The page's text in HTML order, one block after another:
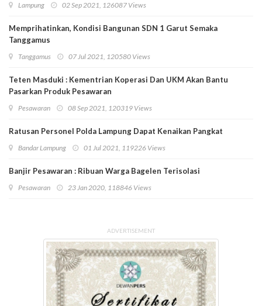
Lampung 02 Sep 2021, 126087 Views
Memprihatinkan, Kondisi Bangunan SDN 1 Garut Semaka
Tanggamus
Tanggamus 07 Jul 2021, 120580 Views
Teten Masduki : Kementrian Koperasi Dan UKM Akan Bantu
Pasarkan Produk Pesawaran
Pesawaran 08 Sep 2021, 120319 Views
Ratusan Personel Polda Lampung Dapat Kenaikan Pangkat
Bandar Lampung 01 Jul 2021, 119226 Views
Banjir Pesawaran : Ribuan Warga Bagelen Terisolasi
Pesawaran 23 Jan 2020, 118846 Views
ADVERTISEMENT